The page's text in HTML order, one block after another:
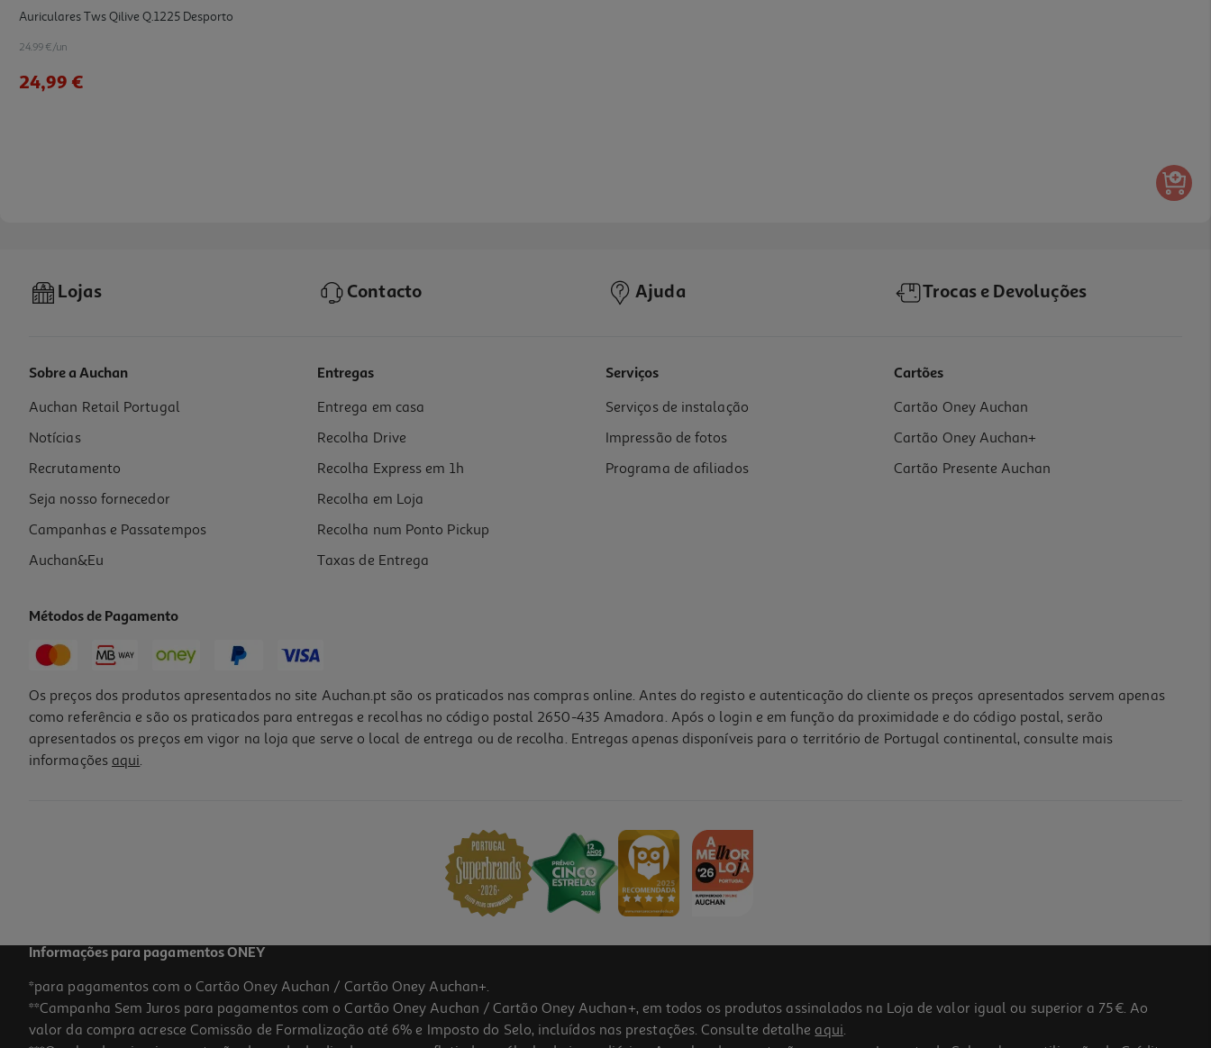
Auriculares Tws Qilive Q.1225 Desporto
24.99 €/un
24,99 €
Auriculares Nothing Ear (a) Black
69.99 €/un
69,99 €
Lojas Contacto Ajuda Trocas e Devoluções
Sobre a Auchan
Auchan Retail Portugal
Notícias
Recrutamento
Seja nosso fornecedor
Campanhas e Passatempos
Auchan&Eu
Entregas
Entrega em casa
Recolha Drive
Recolha Express em 1h
Recolha em Loja
Recolha num Ponto Pickup
Taxas de Entrega
Serviços
Serviços de instalação
Impressão de fotos
Programa de afiliados
Cartões
Cartão Oney Auchan
Cartão Oney Auchan+
Cartão Presente Auchan
Métodos de Pagamento
Os preços dos produtos apresentados no site Auchan.pt são os praticados nas compras online. Antes do registo e autenticação do cliente os preços apresentados servem apenas
como referência e são os praticados para entregas e recolhas no código postal 2650-435 Amadora. Após o login e em função da proximidade e do código postal, serão
apresentados os preços em vigor na loja que serve o local de entrega ou de recolha. Entregas apenas disponíveis para o território de Portugal continental, consulte mais
informações aqui.
Informações para pagamentos ONEY
*para pagamentos com o Cartão Oney Auchan / Cartão Oney Auchan+.
**Campanha Sem Juros para pagamentos com o Cartão Oney Auchan / Cartão Oney Auchan+, em todos os produtos assinalados na Loja de valor igual ou superior a 75€. Ao
valor da compra acresce Comissão de Formalização até 6% e Imposto do Selo, incluídos nas prestações. Consulte detalhe aqui.